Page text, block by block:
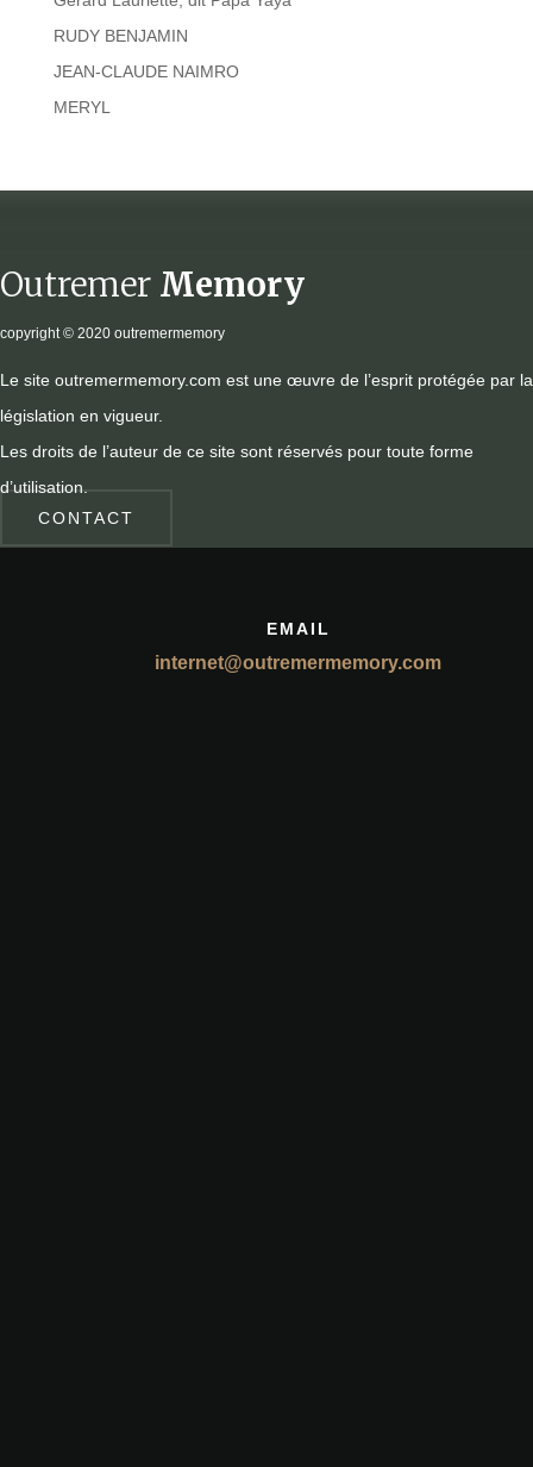
RUDY BENJAMIN
JEAN-CLAUDE NAIMRO
MERYL
Outremer Memory
copyright© 2020 outremermemory
Le site outremermemory.com est une œuvre de l’esprit protégée par la
législation en vigueur.
Les droits de l’auteur de ce site sont réservés pour toute forme
d’utilisation.
CONTACT
EMAIL
internet@outremermemory.com